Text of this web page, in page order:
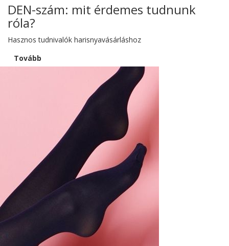
DEN-szám: mit érdemes tudnunk
róla?
Hasznos tudnivalók harisnyavásárláshoz
Tovább